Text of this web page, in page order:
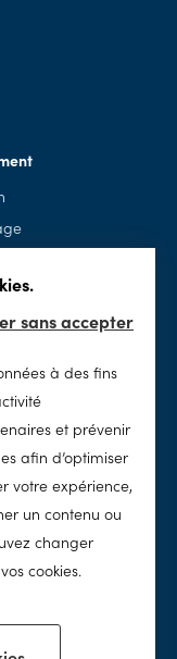
& loisirs
sans accepter
à des fins
et prévenir
afin d’optimiser
votre expérience,
un contenu ou
changer
cookies.